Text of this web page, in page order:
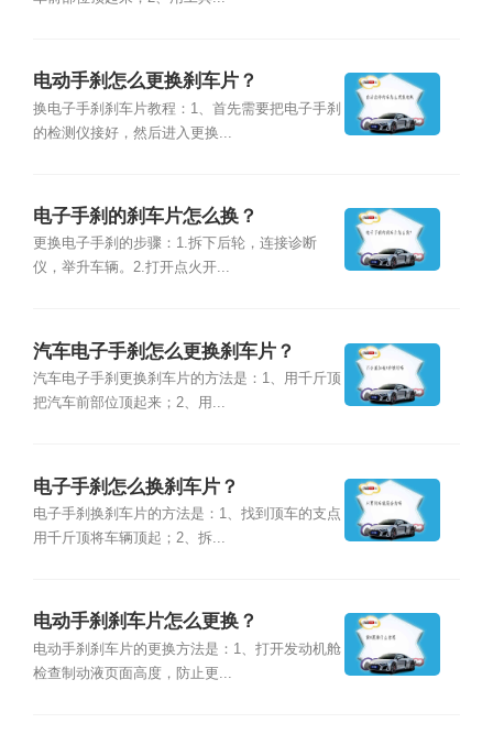
电动手刹怎么更换刹车片？
换电子手刹刹车片教程：1、首先需要把电子手刹
的检测仪接好，然后进入更换...
电子手刹的刹车片怎么换？
更换电子手刹的步骤：1.拆下后轮，连接诊断
仪，举升车辆。2.打开点火开...
汽车电子手刹怎么更换刹车片？
汽车电子手刹更换刹车片的方法是：1、用千斤顶
把汽车前部位顶起来；2、用...
电子手刹怎么换刹车片？
电子手刹换刹车片的方法是：1、找到顶车的支点
用千斤顶将车辆顶起；2、拆...
电动手刹刹车片怎么更换？
电动手刹刹车片的更换方法是：1、打开发动机舱
检查制动液页面高度，防止更...